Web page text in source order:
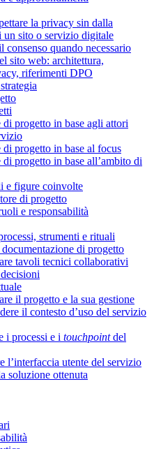
la privacy sin dalla
un sito o servizio digitale
consenso quando necessario
sito web: architettura,
riferimenti DPO
progetto in base agli attori
progetto in base al focus
progetto in base all’ambito di
e figure coinvolte
di progetto
e responsabilità
strumenti e rituali
di progetto
tavoli tecnici collaborativi
il progetto e la sua gestione
il contesto d’uso del servizio
i processi e i touchpointdel
l’interfaccia utente del servizio
soluzione ottenuta